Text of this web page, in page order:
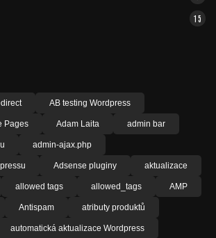
15
AB testing Wordpress
Pages Adam Laita admin bar
admin-ajax.php
Adsense pluginy aktualizace
allowed tags allowed_tags AMP
Antispam atributy produktů
automatická aktualizace Wordpress